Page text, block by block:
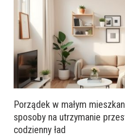
Porządek w małym
sposoby na utrzymanie
codzienny ład